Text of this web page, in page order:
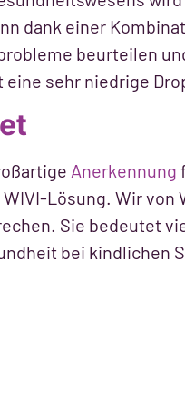
dank einer
beurteilen
sehr niedrige
Anerkennung
Lösung. Wir von
Sie bedeutet
bei kindlichen